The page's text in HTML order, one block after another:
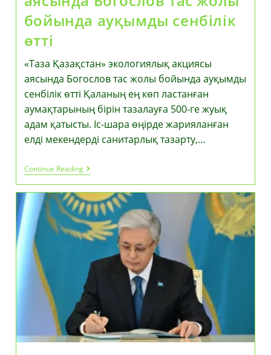
бойында ауқымды сенбілік
өтті
«Таза Қазақстан» экологиялық акциясы
аясында Богослов тас жолы бойында ауқымды
сенбілік өтті Қаланың ең көп ластанған
аумақтарының бірін тазалауға 500-ге жуық
адам қатысты. Іс-шара өңірде жарияланған
елді мекендерді санитарлық тазарту,…
Continue Reading«Таза
Қазақстан»
Экологиялық
Акциясы
Аясында
Богослов
Тас
Жолы
Бойында
Ауқымды
Сенбілік
Өтті